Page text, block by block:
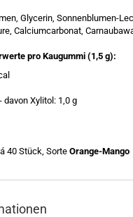
Glycerin, Sonnenblumen-
Calciumcarbonat,
pro Kaugummi (1,5 g):
davon Xylitol: 1,0 g
40 Stück, Sorte Orange-Mango